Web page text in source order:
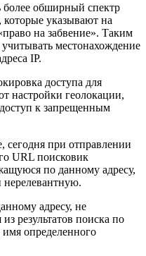
более обширный спектр
указывают на
на забвение». Таким
учитывать местонахождение
IP.
доступа для
настройки геолокации,
к запрещенным
сегодня при отправлении
URL поисковик
по данному адресу,
нерелевантную.
адресу, не
результатов поиска по
определенного